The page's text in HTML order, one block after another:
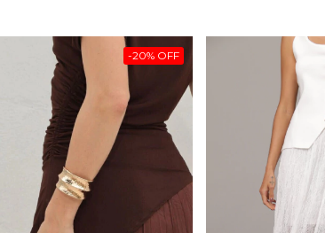
-20% OFF